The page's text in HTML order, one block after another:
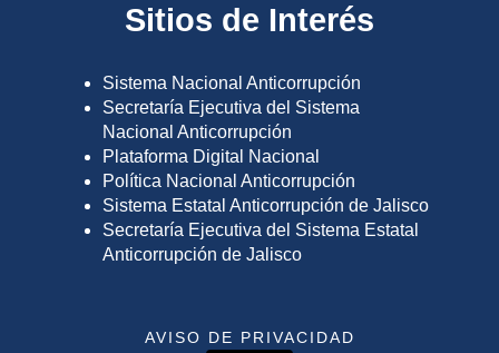
Sitios de Interés
Sistema Nacional Anticorrupción
Secretaría Ejecutiva del Sistema
Nacional Anticorrupción
Plataforma Digital Nacional
Política Nacional Anticorrupción
Sistema Estatal Anticorrupción de Jalisco
Secretaría Ejecutiva del Sistema Estatal
Anticorrupción de Jalisco
AVISO DE PRIVACIDAD